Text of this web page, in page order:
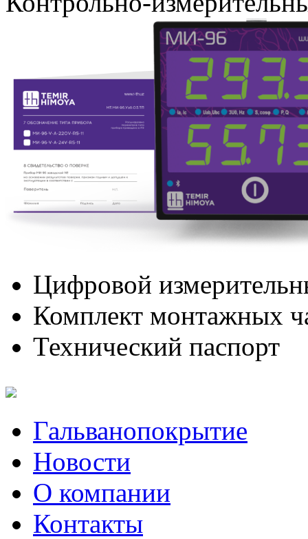
Цифровой
Комплект монтажных
Технический паспорт
Гальванопокрытие
Новости
О компании
Контакты